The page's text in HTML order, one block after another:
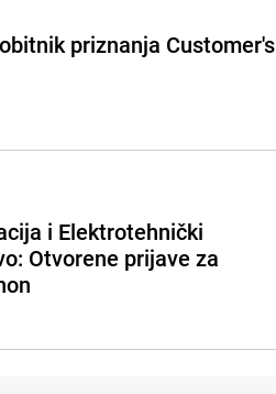
priznanja Customer's
i Elektrotehnički
Otvorene prijave za